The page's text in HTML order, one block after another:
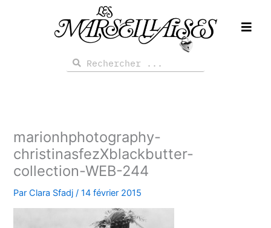
Rechercher
Rechercher
marionhphotography-
christinasfezXblackbutter-
collection-WEB-244
ParClara Sfadj /14 février 2015